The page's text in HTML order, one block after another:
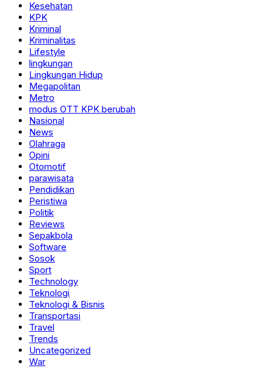
Kesehatan
KPK
Kriminal
Kriminalitas
Lifestyle
lingkungan
Lingkungan Hidup
Megapolitan
Metro
modus OTT KPK berubah
Nasional
News
Olahraga
Opini
Otomotif
parawisata
Pendidikan
Peristiwa
Politik
Reviews
Sepakbola
Software
Sosok
Sport
Technology
Teknologi
Teknologi & Bisnis
Transportasi
Travel
Trends
Uncategorized
War